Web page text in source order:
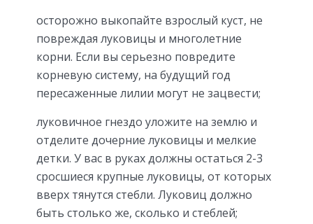
осторожно выкопайте взрослый куст, не
повреждая луковицы и многолетние
корни. Если вы серьезно повредите
корневую систему, на будущий год
пересаженные лилии могут не зацвести;
луковичное гнездо уложите на землю и
отделите дочерние луковицы и мелкие
детки. У вас в руках должны остаться 2-3
сросшиеся крупные луковицы, от которых
вверх тянутся стебли. Луковиц должно
быть столько же, сколько и стеблей;